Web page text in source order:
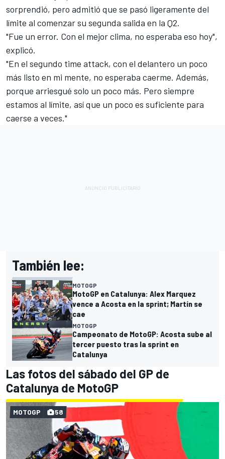
sorprendió, pero admitió que se pasó ligeramente del
límite al comenzar su segunda salida en la Q2.
"Fue un error. Con el mejor clima, no esperaba eso hoy",
explicó.
"En el segundo time attack, con el delantero un poco
más listo en mi mente, no esperaba caerme. Además,
porque arriesgué solo un poco más. Pero siempre
estamos al límite, así que un poco es suficiente para
caerse a veces."
También lee:
MOTOGP
MotoGP en Catalunya: Alex Marquez
vence a Acosta en la sprint; Martín se
cae
MOTOGP
Campeonato de MotoGP: Acosta sube al
tercer puesto tras la sprint en
Catalunya
Las fotos del sábado del GP de
Catalunya de MotoGP
MOTOGP 58